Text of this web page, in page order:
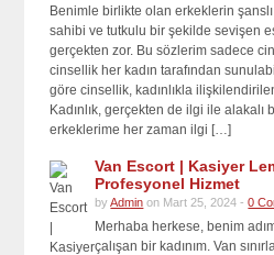
Benimle birlikte olan erkeklerin
sahibi ve tutkulu bir şekilde sevişen
gerçekten zor. Bu sözlerim sadece
cinsellik her kadın tarafından
göre cinsellik, kadınlıkla
Kadınlık, gerçekten de ilgi ile alakalı
erkeklerime her zaman ilgi […]
Van Escort | Kasiyer
Profesyonel Hizmet
byAdmin on Mart 25, 2024 -0
Merhaba herkese, benim
çalışan bir kadınım. Van